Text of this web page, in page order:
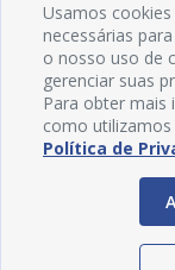
Usamos
necessárias
o nosso uso de
gerenciar suas
Para obter mais
como
Política de